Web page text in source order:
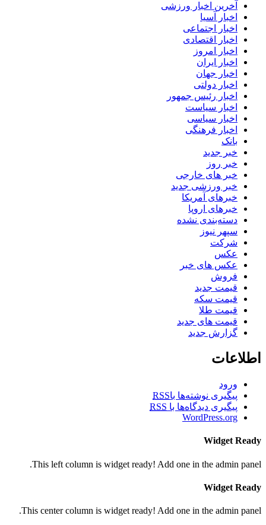
آخرین اخبار ورزشی
اخبار آسیا
اخبار اجتماعی
اخبار اقتصادی
اخبار امروز
اخبار ایران
اخبار جهان
اخبار دولتی
اخبار رئیس جمهور
اخبار سیاست
اخبار سیاسی
اخبار فرهنگی
بانک
خبر جدید
خبر روز
خبر های خارجی
خبر ورزشی جدید
خبرهای آمریکا
خبرهای اروپا
دسته‌بندی نشده
سپهر نیوز
شرکت
عکس
عکس های خبر
فروش
قیمت جدید
قیمت سکه
قیمت طلا
قیمت های جدید
گزارش جدید
اطلاعات
ورود
پیگیری نوشته‌ها باRSS
پیگیری دیدگاه‌ها با RSS
WordPress.org
Widget Ready
This left column is widget ready! Add one in the admin panel.
Widget Ready
This center column is widget ready! Add one in the admin panel.